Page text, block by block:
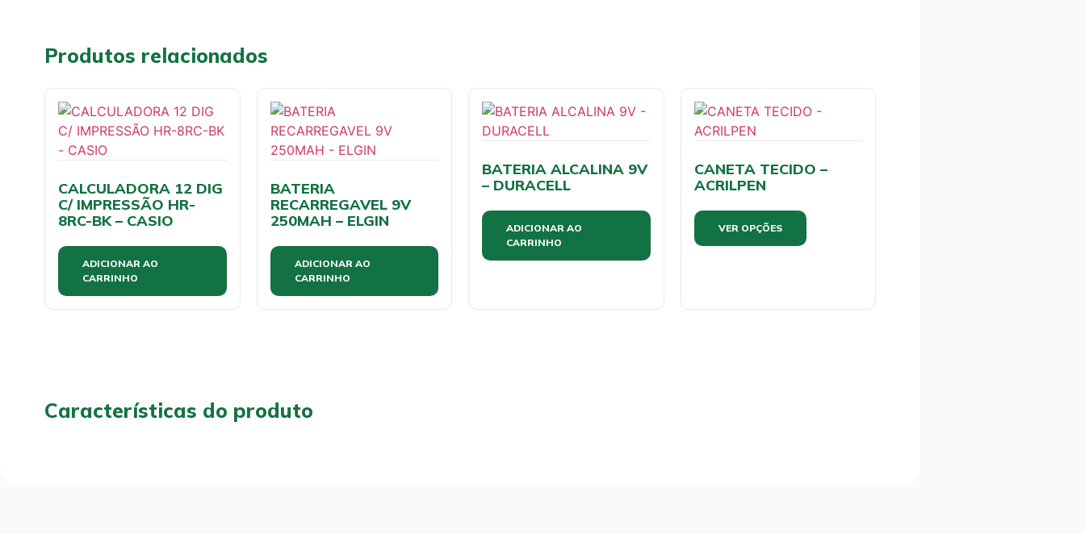
Produtos relacionados
CALCULADORA 12 DIG
C/ IMPRESSÃO HR-
8RC-BK – CASIO
ADICIONAR AO
CARRINHO
BATERIA
RECARREGAVEL 9V
250MAH – ELGIN
ADICIONAR AO
CARRINHO
BATERIA ALCALINA 9V
– DURACELL
ADICIONAR AO
CARRINHO
CANETA TECIDO –
ACRILPEN
VER OPÇÕES
Características do produto